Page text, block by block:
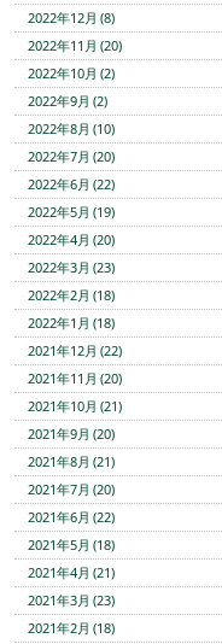
2022年12月 (8)
2022年11月 (20)
2022年10月 (2)
2022年9月 (2)
2022年8月 (10)
2022年7月 (20)
2022年6月 (22)
2022年5月 (19)
2022年4月 (20)
2022年3月 (23)
2022年2月 (18)
2022年1月 (18)
2021年12月 (22)
2021年11月 (20)
2021年10月 (21)
2021年9月 (20)
2021年8月 (21)
2021年7月 (20)
2021年6月 (22)
2021年5月 (18)
2021年4月 (21)
2021年3月 (23)
2021年2月 (18)